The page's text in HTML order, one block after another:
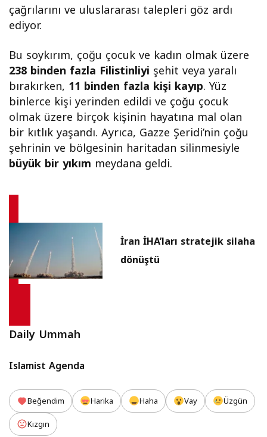
çağrılarını ve uluslararası talepleri göz ardı
ediyor.
Bu soykırım, çoğu çocuk ve kadın olmak üzere
238 binden fazla Filistinliyi şehit veya yaralı
bırakırken, 11 binden fazla kişi kayıp. Yüz
binlerce kişi yerinden edildi ve çoğu çocuk
olmak üzere birçok kişinin hayatına mal olan
bir kıtlık yaşandı. Ayrıca, Gazze Şeridi’nin çoğu
şehrinin ve bölgesinin haritadan silinmesiyle
büyük bir yıkım meydana geldi.
İran İHA’ları stratejik silaha
dönüştü
Daily Ummah
Islamist Agenda
Beğendim Harika Haha Vay
Üzgün
Kızgın